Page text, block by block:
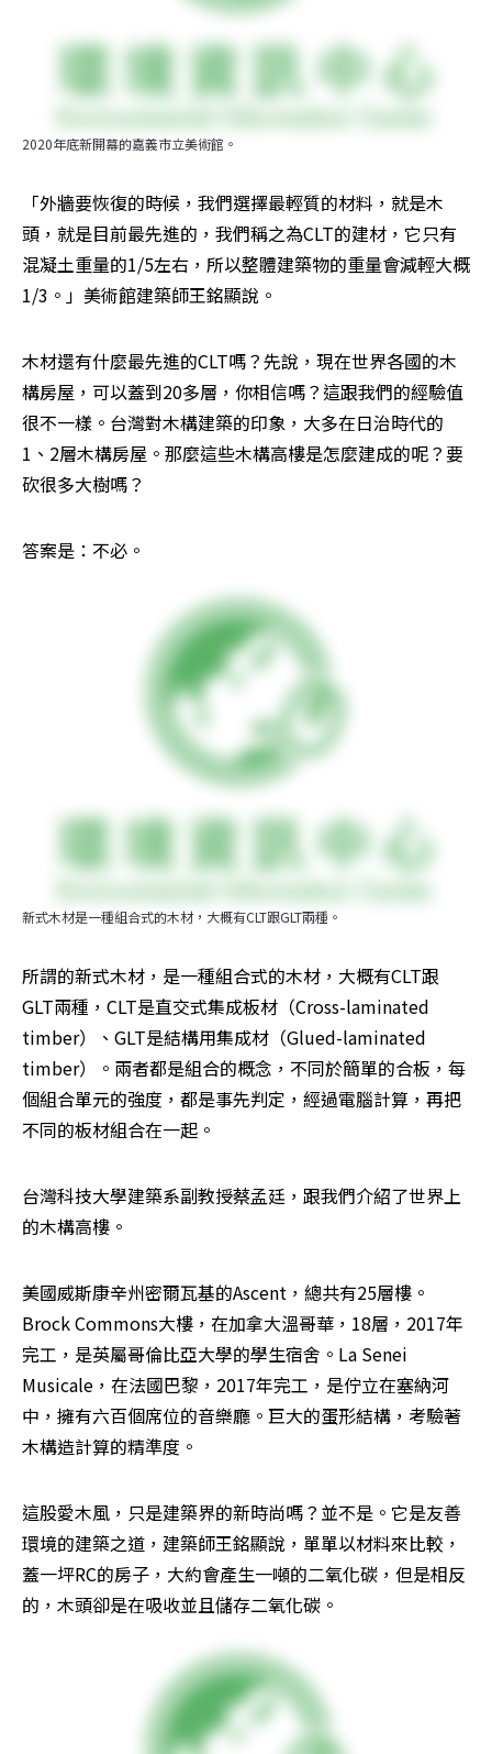
2020年底新開幕的嘉義市立美術館。
「外牆要恢復的時候，我們選擇最輕質的材料，就是木
頭，就是目前最先進的，我們稱之為CLT的建材，它只有
混凝土重量的1/5左右，所以整體建築物的重量會減輕大概
1/3。」美術館建築師王銘顯說。
木材還有什麼最先進的CLT嗎？先說，現在世界各國的木
構房屋，可以蓋到20多層，你相信嗎？這跟我們的經驗值
很不一樣。台灣對木構建築的印象，大多在日治時代的
1、2層木構房屋。那麼這些木構高樓是怎麼建成的呢？要
砍很多大樹嗎？
答案是：不必。
新式木材是一種組合式的木材，大概有CLT跟GLT兩種。
所謂的新式木材，是一種組合式的木材，大概有CLT跟
GLT兩種，CLT是直交式集成板材（Cross-laminated
timber）、GLT是結構用集成材（Glued-laminated
timber）。兩者都是組合的概念，不同於簡單的合板，每
個組合單元的強度，都是事先判定，經過電腦計算，再把
不同的板材組合在一起。
台灣科技大學建築系副教授蔡孟廷，跟我們介紹了世界上
的木構高樓。
美國威斯康辛州密爾瓦基的Ascent，總共有25層樓。
Brock Commons大樓，在加拿大溫哥華，18層，2017年
完工，是英屬哥倫比亞大學的學生宿舍。La Senei
Musicale，在法國巴黎，2017年完工，是佇立在塞納河
中，擁有六百個席位的音樂廳。巨大的蛋形結構，考驗著
木構造計算的精準度。
這股愛木風，只是建築界的新時尚嗎？並不是。它是友善
環境的建築之道，建築師王銘顯說，單單以材料來比較，
蓋一坪RC的房子，大約會產生一噸的二氧化碳，但是相反
的，木頭卻是在吸收並且儲存二氧化碳。